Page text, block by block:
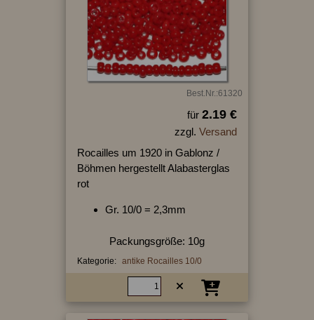
Best.Nr.:61320
für 2.19 €
zzgl. Versand
Rocailles um 1920 in Gablonz /
Böhmen hergestellt Alabasterglas
rot
Gr. 10/0 = 2,3mm
Packungsgröße: 10g
Kategorie: antike Rocailles 10/0